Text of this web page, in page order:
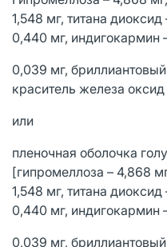
1,548 мг, титана
0,440 мг, индигокармин
0,039 мг,
краситель железа
или
пленочная оболочка
[гипромеллоза – 4,868
1,548 мг, титана
0,440 мг, индигокармин
0,039 мг,